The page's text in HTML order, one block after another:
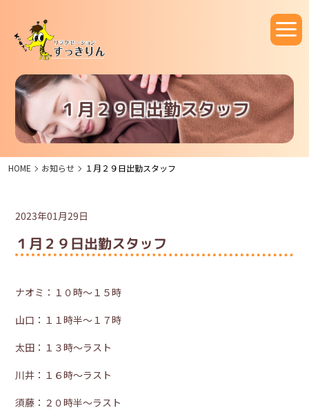
１月２９日出勤スタッフ
HOME お知らせ １月２９日出勤スタッフ
2023年01月29日
１月２９日出勤スタッフ
ナオミ：１０時～１５時
山口：１１時半～１７時
太田：１３時～ラスト
川井：１６時～ラスト
須藤：２０時半～ラスト